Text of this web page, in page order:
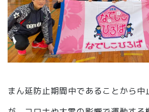
まん延防止期間中であることから中